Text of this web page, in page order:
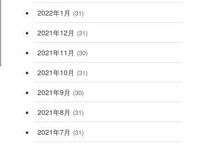
2022年1月 (31)
2021年12月 (31)
2021年11月 (30)
2021年10月 (31)
2021年9月 (30)
2021年8月 (31)
2021年7月 (31)